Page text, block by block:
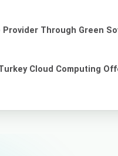
Provider Through Green
Cloud Computing